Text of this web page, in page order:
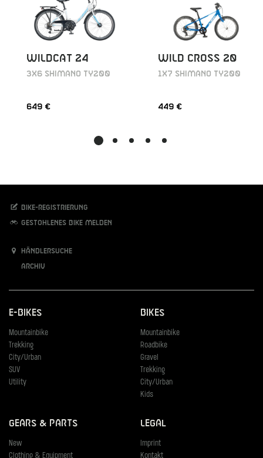
WILDCAT 24
3X6 SHIMANO TY200
649 €
WILD CROSS 20
1X7 SHIMANO TY200
449 €
Bike-Registrierung
Gestohlenes Bike melden
Händlersuche
Archiv
E-Bikes
Mountainbike
Trekking
City/Urban
SUV
Utility
Bikes
Mountainbike
Roadbike
Gravel
Trekking
City/Urban
Kids
Gears & Parts
New
Clothing & Equipment
Legal
Imprint
Kontakt